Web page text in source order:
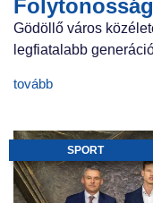
Gödöllő város
legfiatalabb
tovább
SPORT